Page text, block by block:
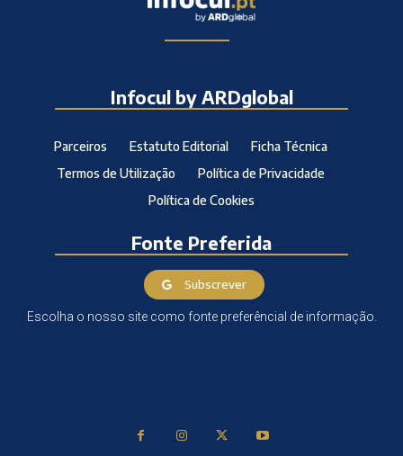
Infocul by ARDglobal
Parceiros Estatuto Editorial
Ficha Técnica
Termos de Utilização
Política de Privacidade
Política de Cookies
Fonte Preferida
Subscrever
Escolha o nosso site como fonte preferêncial de informação.